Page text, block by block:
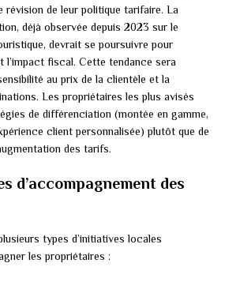
révision de leur politique tarifaire. La
déjà observée depuis 2023 sur le
devrait se poursuivre pour
l’impact fiscal. Cette tendance sera
au prix de la clientèle et la
Les propriétaires les plus avisés
de différenciation (montée en gamme,
client personnalisée) plutôt que de
des tarifs.
d’accompagnement des
types d’initiatives locales
les propriétaires :